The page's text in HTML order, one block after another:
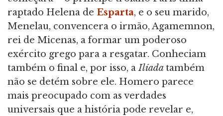
raptado Helena de Esparta, e o seu marido,
Menelau, convencera o irmão, Agamemnon,
rei de Micenas, a formar um poderoso
exército grego para a resgatar. Conheciam
também o final e, por isso, aIlíada também
não se detém sobre ele. Homero parece
mais preocupado com as verdades
universais que a história pode revelar e,